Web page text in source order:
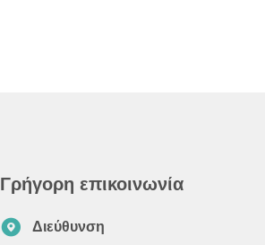
Γρήγορη επικοινωνία
Διεύθυνση